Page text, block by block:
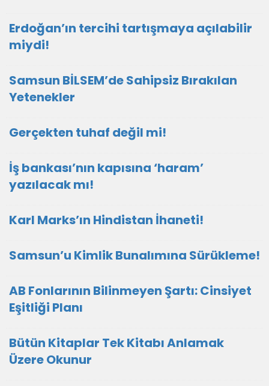
Erdoğan’ın tercihi tartışmaya açılabilir
miydi!
Samsun BİLSEM’de Sahipsiz Bırakılan
Yetenekler
Gerçekten tuhaf değil mi!
İş bankası’nın kapısına ‘haram’
yazılacak mı!
Karl Marks’ın Hindistan İhaneti!
Samsun’u Kimlik Bunalımına Sürükleme!
AB Fonlarının Bilinmeyen Şartı: Cinsiyet
Eşitliği Planı
Bütün Kitaplar Tek Kitabı Anlamak
Üzere Okunur